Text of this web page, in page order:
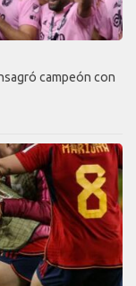
campeón con